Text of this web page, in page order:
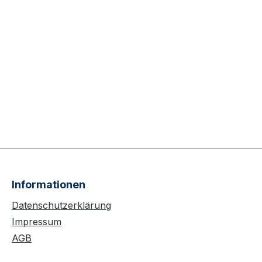
Informationen
Datenschutzerklärung
Impressum
AGB